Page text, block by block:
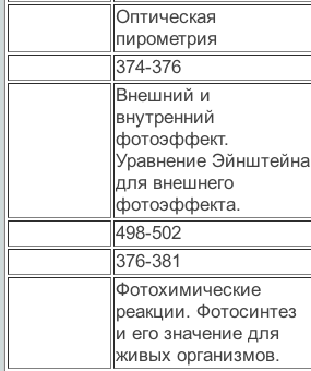
Оптическая
пирометрия
374-376
Внешний и
внутренний
фотоэффект.
Уравнение Эйнштейна
для внешнего
фотоэффекта.
498-502
376-381
Фотохимические
реакции. Фотосинтез
и его значение для
живых организмов.